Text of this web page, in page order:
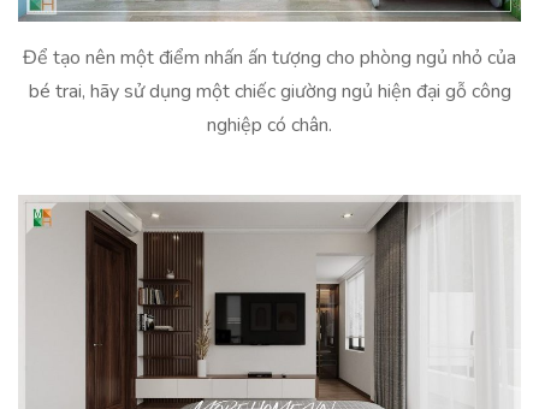
Để tạo nên một điểm nhấn ấn tượng cho phòng ngủ nhỏ của
bé trai, hãy sử dụng một chiếc giường ngủ hiện đại gỗ công
nghiệp có chân.